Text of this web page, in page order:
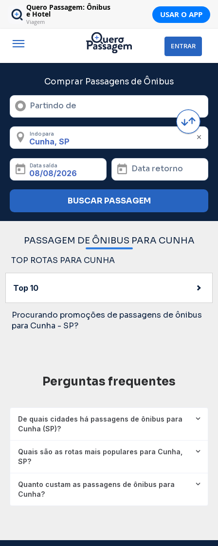
Quero Passagem: Ônibus
e Hotel
Viagem
USAR O APP
ENTRAR
Comprar Passagens de Ônibus
Partindo de
Indo para
Data saída Data retorno
BUSCAR PASSAGEM
PASSAGEM DE ÔNIBUS PARA CUNHA
TOP ROTAS PARA CUNHA
Top 10
Procurando promoções de passagens de ônibus
para Cunha - SP?
Perguntas frequentes
De quais cidades há passagens de ônibus para
Cunha (SP)?
Quais são as rotas mais populares para Cunha,
SP?
Quanto custam as passagens de ônibus para
Cunha?